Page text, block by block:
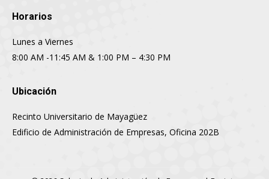
Horarios
Lunes a Viernes
8:00 AM -11:45 AM & 1:00 PM – 4:30 PM
Ubicación
Recinto Universitario de Mayagüez
Edificio de Administración de Empresas, Oficina 202B